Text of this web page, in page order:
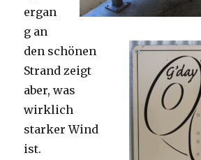
ergan
g an
den schönen
Strand zeigt
aber, was
wirklich
starker Wind
ist.